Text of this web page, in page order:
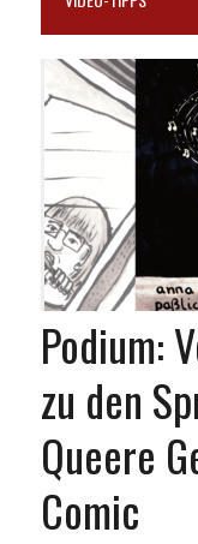
Podium:
zu den
Queere
Comic